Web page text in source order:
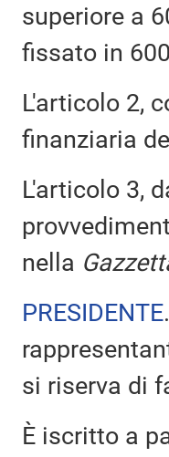
superiore a
fissato in
L'articolo 2,
finanziaria
L'articolo 3,
nella
PRESIDENTE
si riserva di
È iscritto a